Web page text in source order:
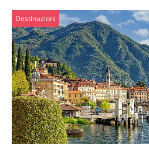
Destinazioni